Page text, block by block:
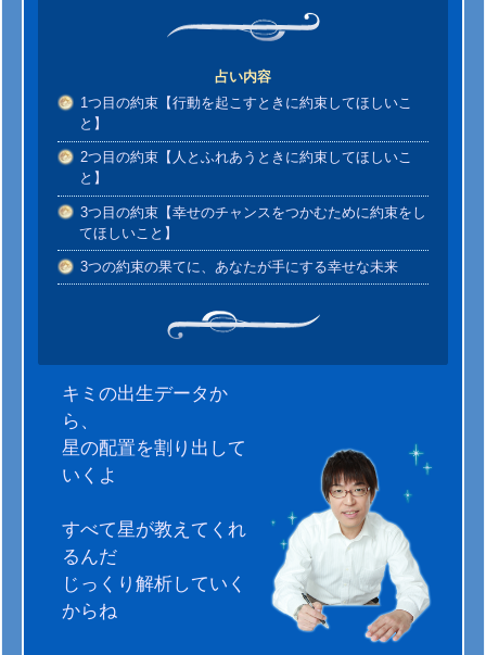
占い内容
1つ目の約束【行動を起こすときに約束してほしいこ
と】
2つ目の約束【人とふれあうときに約束してほしいこ
と】
3つ目の約束【幸せのチャンスをつかむために約束をし
てほしいこと】
3つの約束の果てに、あなたが手にする幸せな未来
キミの出生データか
ら、
星の配置を割り出して
いくよ
すべて星が教えてくれ
るんだ
じっくり解析していく
からね